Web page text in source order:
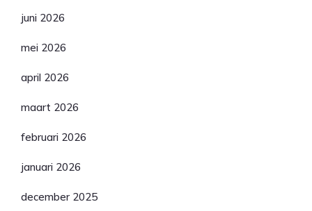
juni 2026
mei 2026
april 2026
maart 2026
februari 2026
januari 2026
december 2025